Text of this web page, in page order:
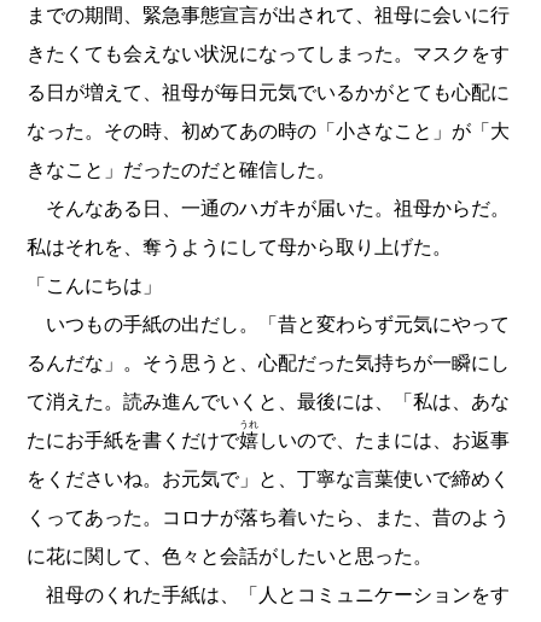
までの期間、緊急事態宣言が出されて、祖母に会いに行
きたくても会えない状況になってしまった。マスクをす
る日が増えて、祖母が毎日元気でいるかがとても心配に
なった。その時、初めてあの時の「小さなこと」が「大
きなこと」だったのだと確信した。
そんなある日、一通のハガキが届いた。祖母からだ。
私はそれを、奪うようにして母から取り上げた。
「こんにちは」
いつもの手紙の出だし。「昔と変わらず元気にやって
るんだな」。そう思うと、心配だった気持ちが一瞬にし
て消えた。読み進んでいくと、最後には、「私は、あな
たにお手紙を書くだけで嬉
うれ
しいので、たまには、お返事
をくださいね。お元気で」と、丁寧な言葉使いで締めく
くってあった。コロナが落ち着いたら、また、昔のよう
に花に関して、色々と会話がしたいと思った。
祖母のくれた手紙は、「人とコミュニケーションをす